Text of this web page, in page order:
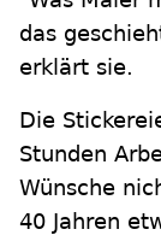
das
erklärt sie.
Die
Stunden
Wünsche
40 Jahren